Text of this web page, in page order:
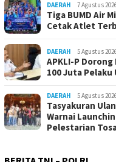
DAERAH 7 Agustus
Tiga BUMD Air
Cetak Atlet
DAERAH 5 Agustus
APKLI-P Dorong
100 Juta Pelaku
DAERAH 5 Agustus
Tasyakuran
Warnai
Pelestarian